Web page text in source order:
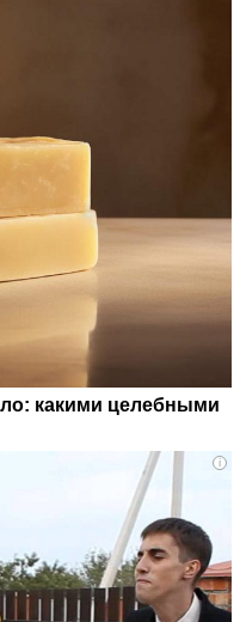
какими целебными
i